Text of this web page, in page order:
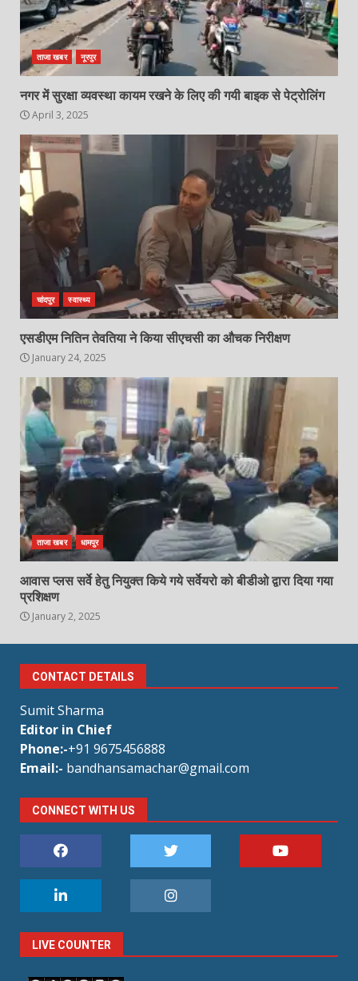
ताजा खबर नूरपुर
नगर में सुरक्षा व्यवस्था कायम रखने के लिए की गयी बाइक से पेट्रोलिंग
April 3, 2025
चांदपुर स्वास्थ्य
एसडीएम नितिन तेवतिया ने किया सीएचसी का औचक निरीक्षण
January 24, 2025
ताजा खबर धामपुर
आवास प्लस सर्वे हेतु नियुक्त किये गये सर्वेयरो को बीडीओ द्वारा दिया गया
प्रशिक्षण
January 2, 2025
CONTACT DETAILS
Sumit Sharma
Editor in Chief
Phone:-+91 9675456888
Email:- bandhansamachar@gmail.com
CONNECT WITH US
LIVE COUNTER